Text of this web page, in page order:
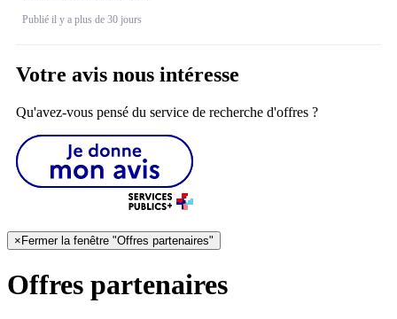
Publié il y a plus de 30 jours
Votre avis nous intéresse
Qu'avez-vous pensé du service de recherche d'offres ?
× Fermer la fenêtre "Offres partenaires"
Offres partenaires